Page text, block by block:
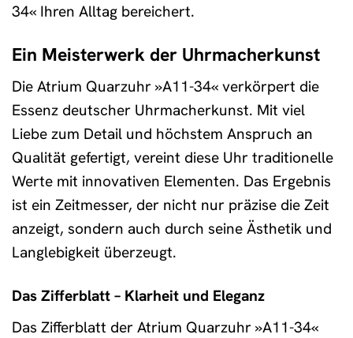
34« Ihren Alltag bereichert.
Ein Meisterwerk der Uhrmacherkunst
Die Atrium Quarzuhr »A11-34« verkörpert die
Essenz deutscher Uhrmacherkunst. Mit viel
Liebe zum Detail und höchstem Anspruch an
Qualität gefertigt, vereint diese Uhr traditionelle
Werte mit innovativen Elementen. Das Ergebnis
ist ein Zeitmesser, der nicht nur präzise die Zeit
anzeigt, sondern auch durch seine Ästhetik und
Langlebigkeit überzeugt.
Das Zifferblatt – Klarheit und Eleganz
Das Zifferblatt der Atrium Quarzuhr »A11-34«